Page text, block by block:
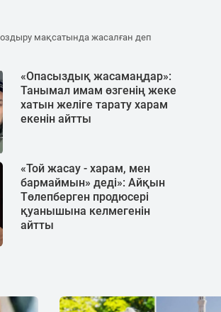
мақсатында жасалған деп
«Опасыздық жасамаңдар»:
Танымал имам өзгенің жеке
хатын желіге тарату харам
екенін айтты
«Той жасау - харам, мен
бармаймын» деді»: Айқын
Төлепберген продюсері
қуанышына келмегенін
айтты